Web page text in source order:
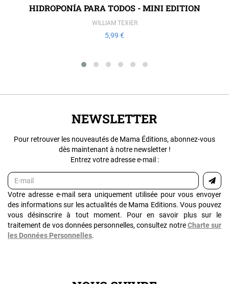
HIDROPONÍA PARA TODOS - MINI EDITION
WILLIAM TEXIER
5,99 €
NEWSLETTER
Pour retrouver les nouveautés de Mama Éditions, abonnez-vous
dès maintenant à notre newsletter !
Entrez votre adresse e-mail :
Votre adresse e-mail sera uniquement utilisée pour vous envoyer
des informations sur les actualités de Mama Editions. Vous pouvez
vous désinscrire à tout moment. Pour en savoir plus sur le
traitement de vos données personnelles, consultez notre Charte sur
les Données Personnelles.